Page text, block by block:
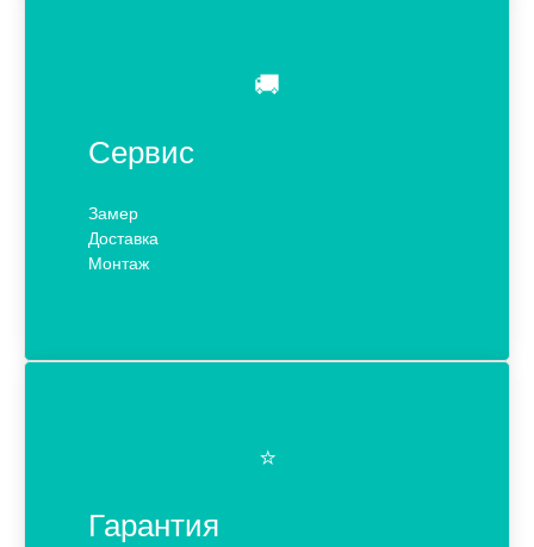
🚚
Сервис
Замер
Доставка
Монтаж
⭐️
Гарантия